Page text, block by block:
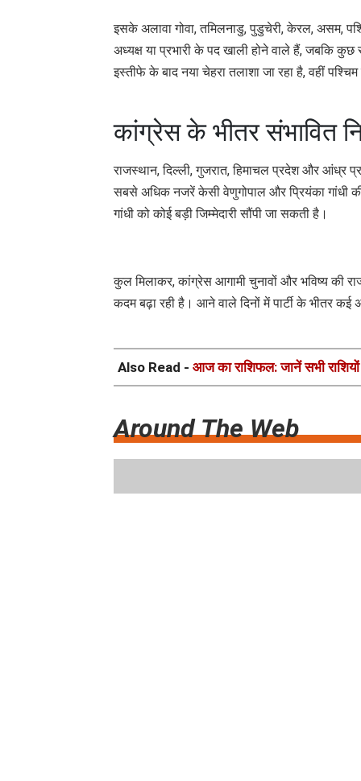
इसके अलावा गोवा, तमिलनाडु, पुडुचेरी, केरल, असम,
अध्यक्ष या प्रभारी के पद खाली होने वाले हैं, जबकि कुछ
इस्तीफे के बाद नया चेहरा तलाशा जा रहा है, वहीं
कांग्रेस के भीतर संभावित
राजस्थान, दिल्ली, गुजरात, हिमाचल प्रदेश और आंध्र
सबसे अधिक नजरें केसी वेणुगोपाल और प्रियंका गांधी
गांधी को कोई बड़ी जिम्मेदारी सौंपी जा सकती है।
कुल मिलाकर, कांग्रेस आगामी चुनावों और भविष्य की
कदम बढ़ा रही है। आने वाले दिनों में पार्टी के भीतर
Also Read - आज का राशिफल: जानें सभी राशियों
Around The Web